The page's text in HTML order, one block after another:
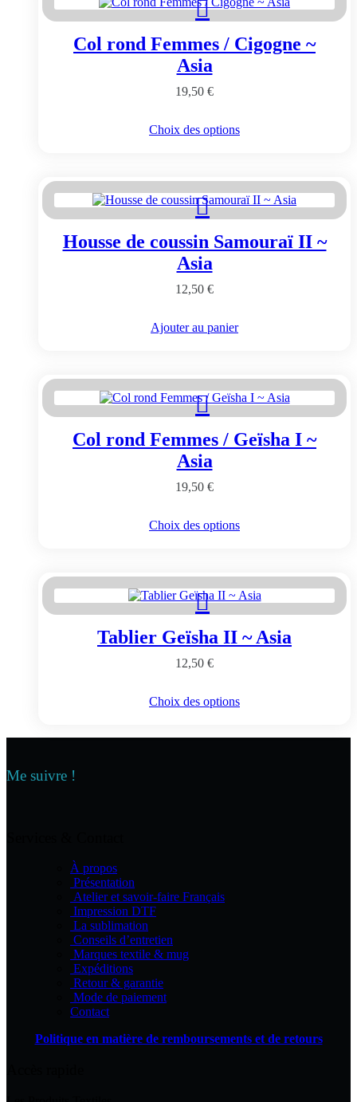
Col rond Femmes / Cigogne ~
Asia
19,50 €
Choix des options
Ce
Les
options
être
choisies
sur
la
produit
Housse de coussin Samouraï II ~
Asia
12,50 €
Ajouter au panier
Col rond Femmes / Geïsha I ~
Asia
19,50 €
Choix des options
Ce
Les
options
être
sur
page
du
Tablier Geïsha II ~ Asia
12,50 €
Choix des options
Ce
produit
Me suivre !
À propos
Présentation
Atelier et savoir-faire Français
Impression DTF
La sublimation
Conseils d’entretien
Marques textile & mug
Expéditions
Retour & garantie
Mode de paiement
Contact
Politique en matière de remboursements et de retours